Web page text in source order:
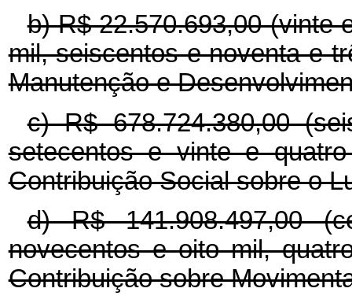
b) R$ 22.570.693,00 (vinte
mil, seiscentos e noventa e
Manutenção e
c) R$ 678.724.380,00
setecentos e vinte e
Contribuição Social sobre o
d) R$ 141.908.497,00
novecentos e oito mil,
Contribuição sobre